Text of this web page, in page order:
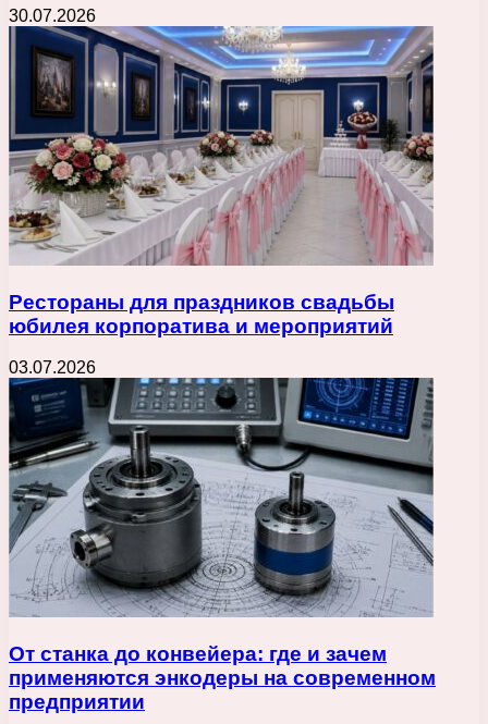
30.07.2026
Рестораны для праздников свадьбы
юбилея корпоратива и мероприятий
03.07.2026
От станка до конвейера: где и зачем
применяются энкодеры на современном
предприятии